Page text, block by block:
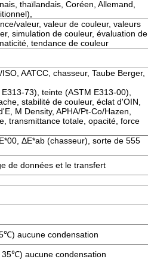
thaïlandais, Coréen, Allemand,
valeur, valeur de couleur, valeurs
simulation de couleur, évaluation de
tendance de couleur
AATCC, chasseur, Taube Berger,
73), teinte (ASTM E313-00),
stabilité de couleur, éclat d'OIN,
M Density, APHA/Pt-Co/Hazen,
transmittance totale, opacité, force
ΔE*ab (chasseur), sorte de 555
de données et le transfert
aucune condensation
aucune condensation